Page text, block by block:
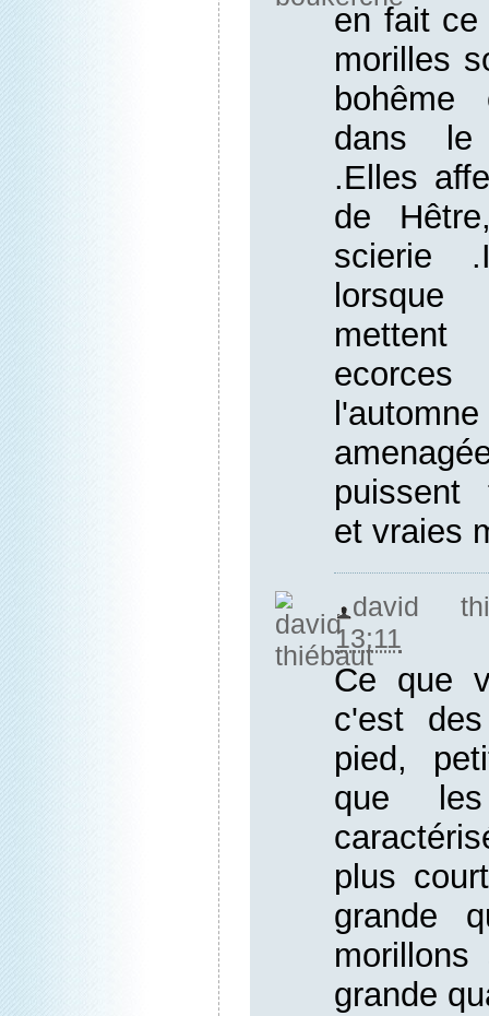
en fait ce
morilles
dans le
.Elles
de
scierie
lorsque
puissent
et vraies
david
13:11
Ce que
c'est
pied,
que
plus
grande
grande